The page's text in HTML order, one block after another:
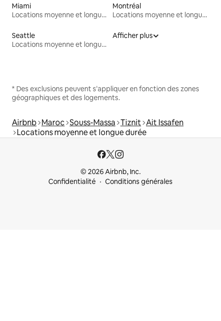
Miami
Locations moyenne et longue durée
Montréal
Locations moyenne et longue durée
Seattle
Locations moyenne et longue durée
Afficher plus
* Des exclusions peuvent s'appliquer en fonction des zones
géographiques et des logements.
Airbnb Maroc Souss-Massa Tiznit Ait Issafen
Locations moyenne et longue durée
© 2026 Airbnb, Inc.
Confidentialité
Conditions générales